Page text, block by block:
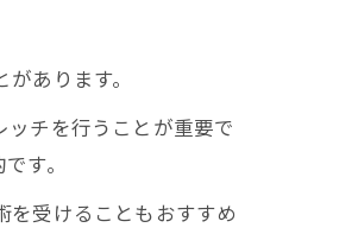
あります。
チを行うことが重要で
す。
を受けることもおすすめ